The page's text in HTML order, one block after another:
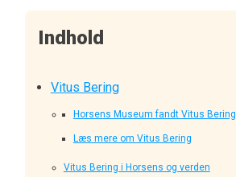
Indhold
Vitus Bering
Horsens Museum fandt Vitus Bering
Læs mere om Vitus Bering
Vitus Bering i Horsens og verden